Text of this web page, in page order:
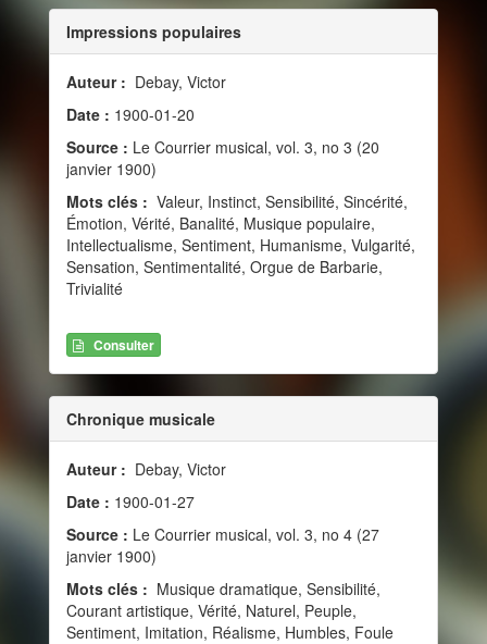
Impressions populaires
Auteur : Debay, Victor
Date : 1900-01-20
Source : Le Courrier musical, vol. 3, no 3 (20
janvier 1900)
Mots clés : Valeur, Instinct, Sensibilité, Sincérité,
Émotion, Vérité, Banalité, Musique populaire,
Intellectualisme, Sentiment, Humanisme, Vulgarité,
Sensation, Sentimentalité, Orgue de Barbarie,
Trivialité
Consulter
Chronique musicale
Auteur : Debay, Victor
Date : 1900-01-27
Source : Le Courrier musical, vol. 3, no 4 (27
janvier 1900)
Mots clés : Musique dramatique, Sensibilité,
Courant artistique, Vérité, Naturel, Peuple,
Sentiment, Imitation, Réalisme, Humbles, Foule